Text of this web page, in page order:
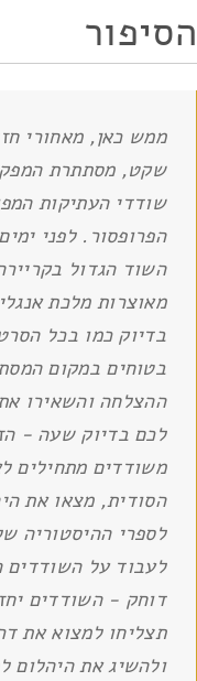
הסיפור
ממש כאן, מאחורי
שקט, מסתתרת
שודדי העתיקות
הפרופסור. לפני
השוד הגדול
מאוצרות מלכת
בדיוק כמו בכל
בטוחים במקום
ההצלחה והשאירו
לכם בדיוק שעה -
משודדים מתחילים
הסודית, מצאו את
לספרי ההיסטוריה
לעבוד על השודדים
דוחק - השודדים
תצליחו למצוא את
ולהשיג את היהלום